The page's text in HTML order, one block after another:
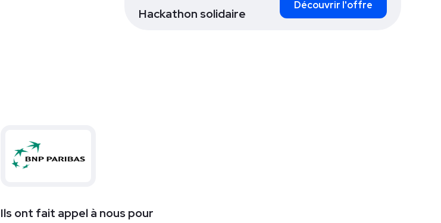
Hackathon solidaire
Découvrir l'offre
Ils ont fait appel à nous pour